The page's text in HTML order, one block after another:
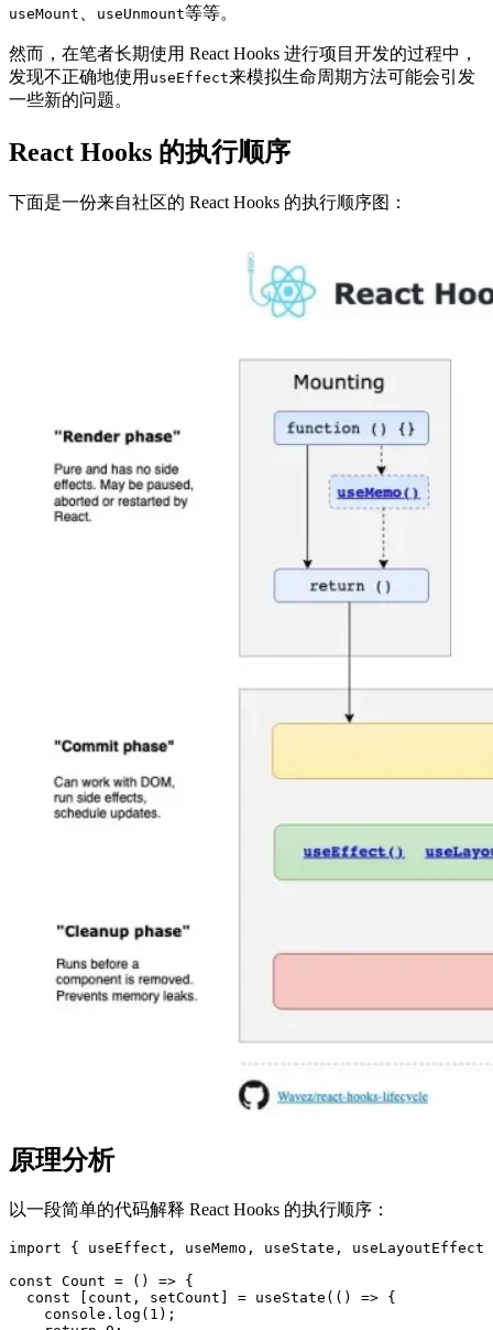
useMount useUnmount等等。
然而，在笔者长期使用 React Hooks 进行项目开发的过程中，
发现不正确地使用 useEffect来模拟生命周期方法可能会引发
一些新的问题。
React Hooks 的执行顺序
下面是一份来自社区的 React Hooks 的执行顺序图：
原理分析
以一段简单的代码解释 React Hooks 的执行顺序：
import { useEffect, useMemo, useState,
const Count = () => {
  const [count, setCount] = useState(() => {
    console.log(1);